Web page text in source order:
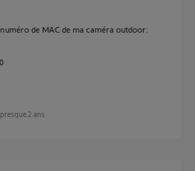
de MAC de ma caméra outdoor:
presque 2 ans